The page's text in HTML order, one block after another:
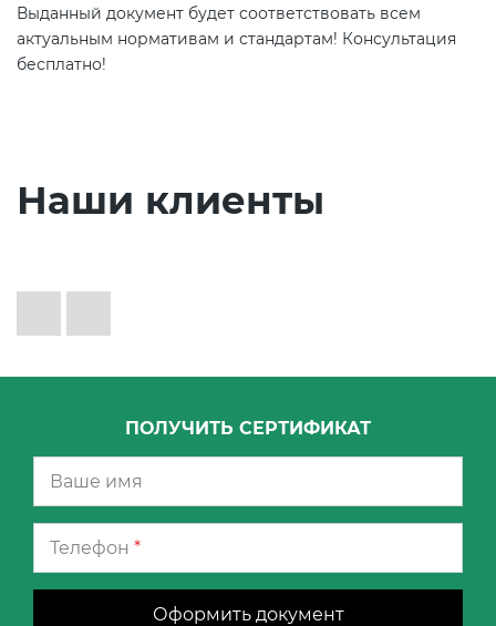
Выданный документ будет соответствовать всем
актуальным нормативам и стандартам! Консультация
бесплатно!
Наши клиенты
ПОЛУЧИТЬ СЕРТИФИКАТ
Телефон *
Оформить документ